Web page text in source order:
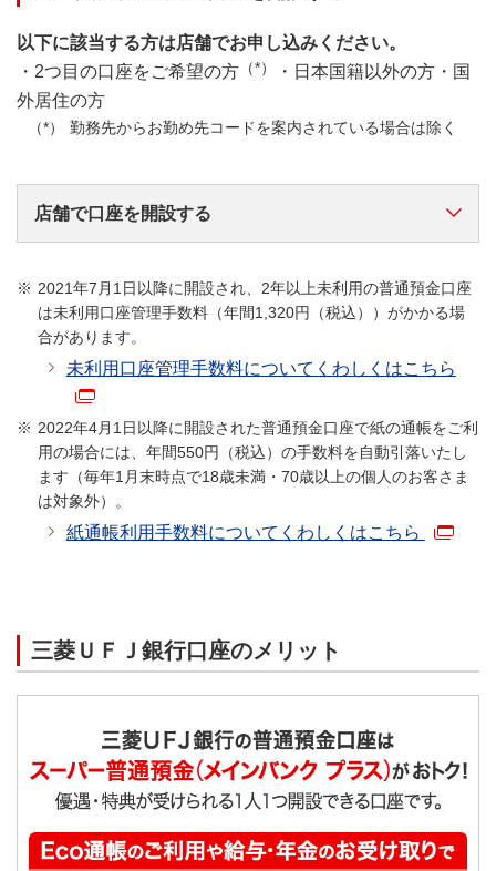
以下に該当する方は店舗でお申し込みください。
・2つ目の口座をご希望の方 （*）
・日本国籍以外の方・国
外居住の方
勤務先からお勤め先コードを案内されている場合は除く
店舗で口座を開設する
口座開設希望店舗にお越しください。
ご来店の際には
ズにお手続きいただけます。
口座番号通知まで
即日（キャッシュカード受け取りまで約1週間）
ご用意いただくもの
2021年7月1日以降に開設され、2年以上未利用の普通預金口座
は未利用口座管理手数料（年間1,320円（税込））がかかる場
合があります。
未利用口座管理手数料についてくわしくはこちら
2022年4月1日以降に開設された普通預金口座で紙の通帳をご利
用の場合には、年間550円（税込）の手数料を自動引落いたし
ます（毎年1月末時点で18歳未満・70歳以上の個人のお客さま
は対象外）。
紙通帳利用手数料についてくわしくはこちら
三菱ＵＦＪ銀行口座のメリット